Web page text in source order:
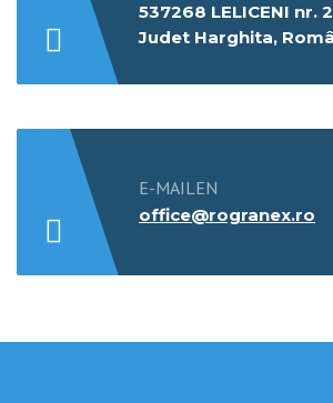
537268 LELICENI nr.
Judet Harghita,
E-MAILEN
office@rogranex.ro